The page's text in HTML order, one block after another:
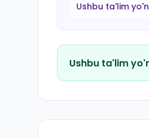
Ushbu ta'lim
Ushbu ta'lim